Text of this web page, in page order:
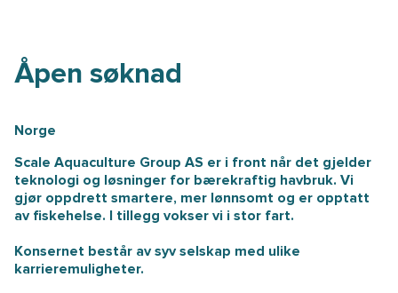
Åpen søknad
Norge
Scale Aquaculture Group AS er i front når det gjelder
teknologi og løsninger for bærekraftig havbruk. Vi
gjør oppdrett smartere, mer lønnsomt og er opptatt
av fiskehelse. I tillegg vokser vi i stor fart.
Konsernet består av syv selskap med ulike
karrieremuligheter.